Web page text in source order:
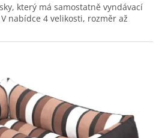
který má samostatně vyndávací
nabídce 4 velikosti, rozměr až